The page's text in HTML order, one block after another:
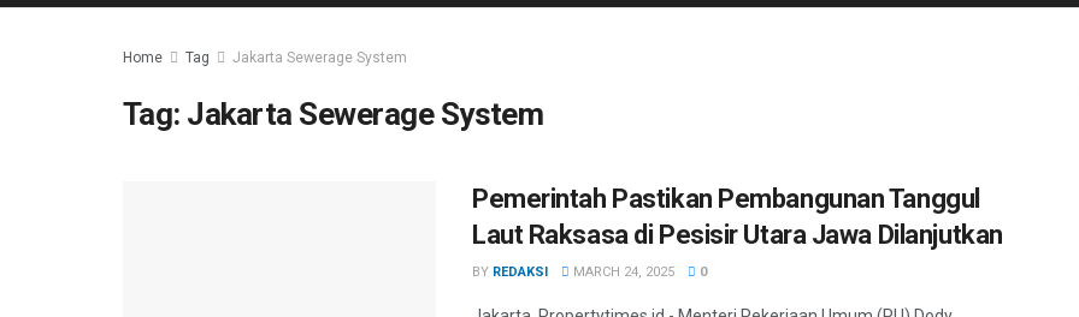
Home Tag Jakarta Sewerage System
Tag: Jakarta Sewerage System
Pemerintah Pastikan Pembangunan Tanggul
Laut Raksasa di Pesisir Utara Jawa Dilanjutkan
BY REDAKSI MARCH 24, 2025 0